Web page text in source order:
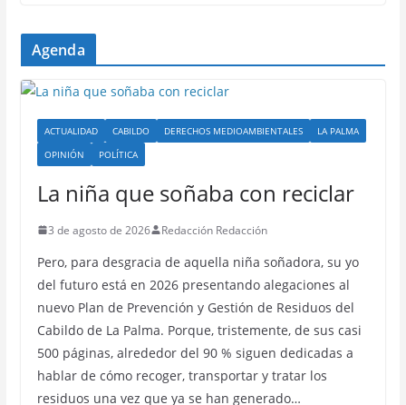
Agenda
ACTUALIDAD CABILDO DERECHOS MEDIOAMBIENTALES
LA PALMA
OPINIÓN
POLÍTICA
La niña que soñaba con reciclar
3 de agosto de 2026 Redacción Redacción
Pero, para desgracia de aquella niña soñadora, su yo
del futuro está en 2026 presentando alegaciones al
nuevo Plan de Prevención y Gestión de Residuos del
Cabildo de La Palma. Porque, tristemente, de sus casi
500 páginas, alrededor del 90 % siguen dedicadas a
hablar de cómo recoger, transportar y tratar los
residuos una vez que ya se han generado…